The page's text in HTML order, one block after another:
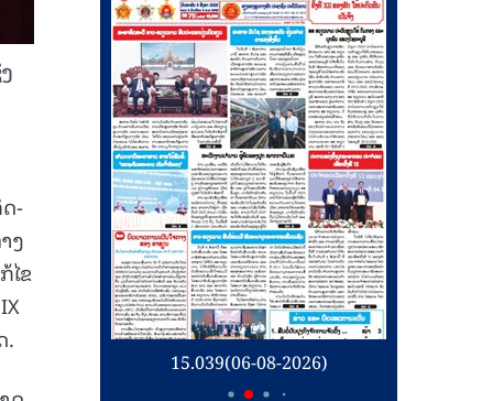
-
ງ
ໄຂ
.
15.039(06-08-2026)